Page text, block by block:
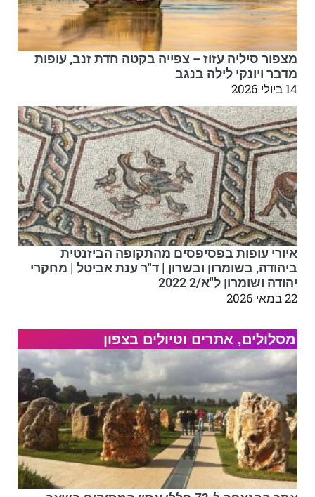
מצפור סיליה עזוז – צפייה בקטה חדת זנב, עופות
מדבר ויונקי לילה בנגב
14 ביולי 2026
איורי עופות בפסיפסים מהתקופה הביזנטית
ביהודה, בשומרון ובשרון | ד"ר ענת אביטל | מחקרי
יהודה ושומרון ל"א/2 2022
22 במאי 2026
מסלולים, אתרים וטיולים בצפון